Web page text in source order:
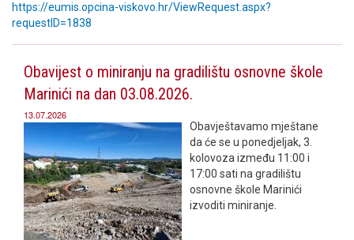
https://eumis.opcina-viskovo.hr/ViewRequest.aspx?
requestID=1838
Obavijest o miniranju na gradilištu osnovne škole
Marinići na dan 03.08.2026.
13.07.2026
Obavještavamo mještane
da će se u ponedjeljak, 3.
kolovoza između 11:00 i
17:00 sati na gradilištu
osnovne škole Marinići
izvoditi miniranje.